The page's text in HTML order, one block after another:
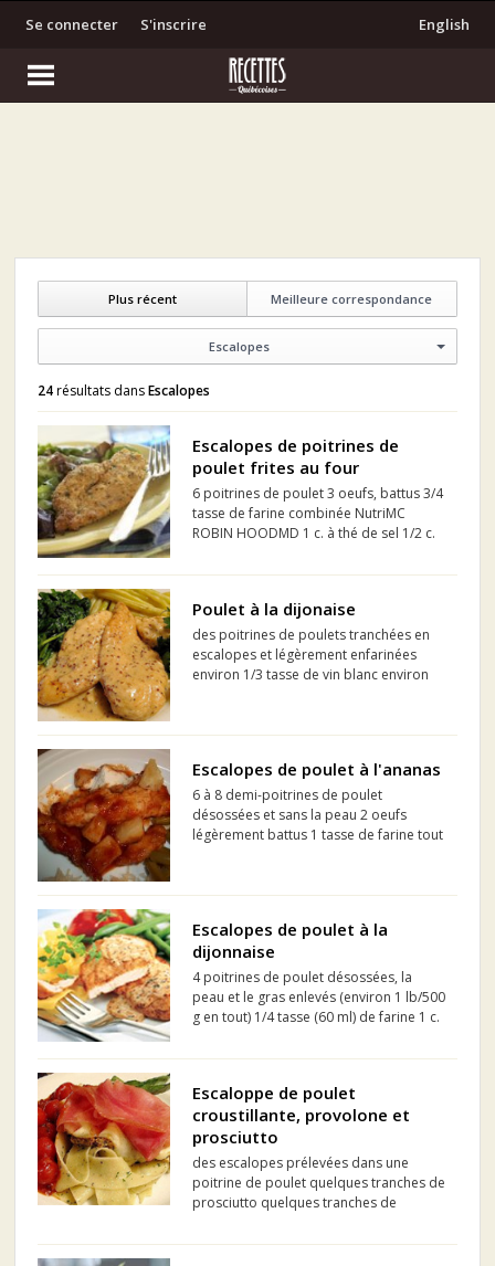
S'inscrire
Se connecter English
Meilleure correspondance
Plus récent
Escalopes
24résultats dansEscalopes
Escalopes de poitrines de
poulet frites au four
6 poitrines de poulet 3 oeufs, battus 3/4
tasse de farine combinée NutriMC
ROBIN HOODMD 1 c. à thé de sel 1/2 c.
poudre 1-1/2 tasses de chapelure
d'huile de c...
Poulet à la dijonaise
des poitrines de poulets tranchées en
escalopes et légèrement enfarinées
environ 1/3 tasse de vin blanc environ
avec les petites graines) 2 c. à table de
Escalopes de poulet à l'ananas
6 à 8 demi-poitrines de poulet
désossées et sans la peau 2 oeufs
légèrement battus 1 tasse de farine tout
Escalopes de poulet à la
dijonnaise
4 poitrines de poulet désossées, la
peau et le gras enlevés (environ 1 lb/500
g en tout) 1/4 tasse (60 ml) de farine 1 c.
c. à tab (15 ml) de beurre 2 échalotes
...
Escaloppe de poulet
croustillante, provolone et
prosciutto
des escalopes prélevées dans une
poitrine de poulet quelques tranches de
prosciutto quelques tranches de
de poulet 3 tasses de cubes de pain sec